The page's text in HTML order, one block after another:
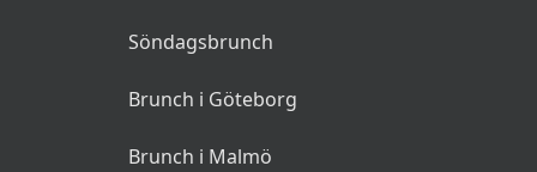
Söndagsbrunch
Brunch i Göteborg
Brunch i Malmö